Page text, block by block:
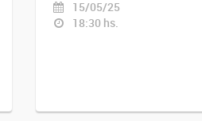
15/05/25
18:30 hs.